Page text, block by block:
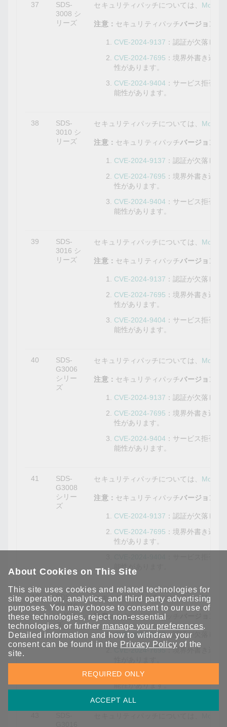
37
SDS-
3008 シ
リーズ
セキュリティパッチについては、 Moxa
注意： セキュリティパッチバージョン
CVE-2024-9137 ：認証が欠落し
CVE-2024-7695 ：境界外書き込
性があります。
CVE-2024-9404 ：サービス拒否
能性があります。
38
SDS-
3010 シ
リーズ
セキュリティパッチについては、 Moxa
注意： セキュリティパッチバージョン
CVE-2024-9137 ：認証が欠落し
CVE-2024-7695 ：境界外書き込
性があります。
CVE-2024-9404 ：サービス拒否
能性があります。
39
SDS-
3016 シ
リーズ
セキュリティパッチについては、 Moxa
注意： セキュリティパッチバージョン
CVE-2024-9137 ：認証が欠落し
CVE-2024-7695 ：境界外書き込
性があります。
CVE-2024-9404 ：サービス拒否
能性があります。
40
SDS-
G3006
シリー
ズ
セキュリティパッチについては、 Moxa
注意： セキュリティパッチバージョン
CVE-2024-9137 ：認証が欠落し
CVE-2024-7695 ：境界外書き込
性があります。
CVE-2024-9404 ：サービス拒否
能性があります。
41
SDS-
G3008
シリー
ズ
セキュリティパッチについては、 Moxa
注意： セキュリティパッチバージョン
CVE-2024-9137 ：認証が欠落し
CVE-2024-7695 ：境界外書き込
性があります。
能性があります。
42
SDS-
G3010
シリー
ズ
セキュリティパッチについては、Moxa
注意：セキュリティパッチ
CVE-2024-9137：認証が欠落して
CVE-2024-7695：境界外書き込み
CVE-2024-9404
能性があります。
About Cookies on This Site
This site uses cookies and related technologies for
site operation, analytics, and third party advertising
purposes. You may choose to consent to our use of
these technologies, reject non-essential
technologies, or further manage your preferences.
Detailed information and how to withdraw your
consent can be found in the Privacy Policy of the
site.
ACCEPT ALL
REQUIRED ONLY